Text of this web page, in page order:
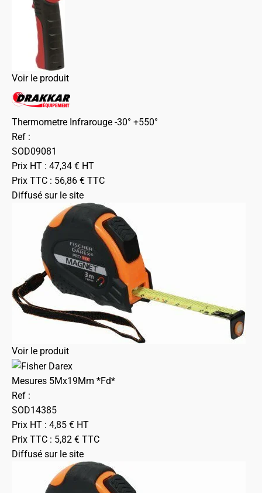
Voir le produit
Thermometre Infrarouge -30° +550°
Ref :
SOD09081
Prix HT : 47,34 € HT
Prix TTC : 56,86 € TTC
Diffusé sur le site
Voir le produit
Mesures 5Mx19Mm *Fd*
Ref :
SOD14385
Prix HT : 4,85 € HT
Prix TTC : 5,82 € TTC
Diffusé sur le site